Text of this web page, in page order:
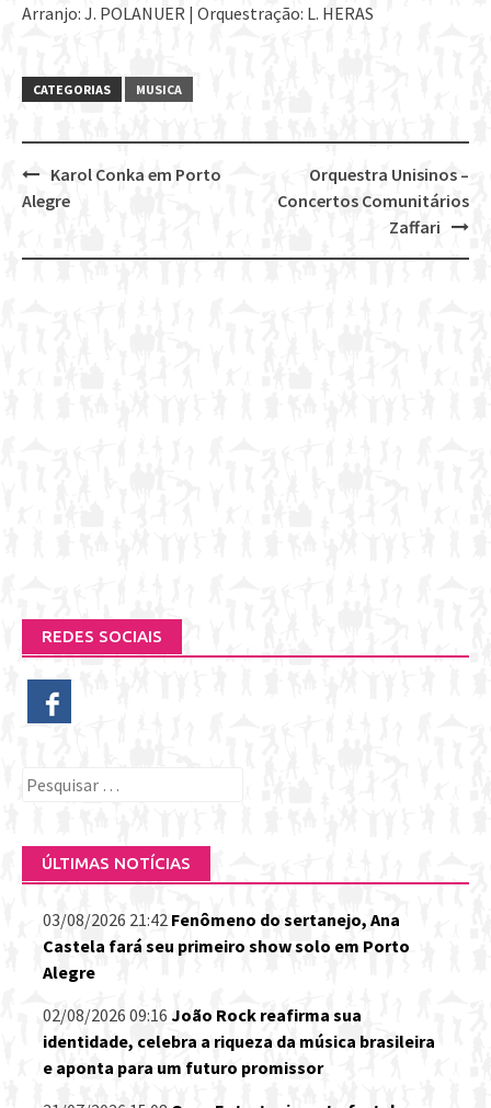
Arranjo: J. POLANUER | Orquestração: L. HERAS
CATEGORIAS MUSICA
Post
Orquestra Unisinos –
Concertos Comunitários
Zaffari
Karol Conka em Porto
Alegre
REDES SOCIAIS
Pesquisar
ÚLTIMAS NOTÍCIAS
03/08/2026 21:42 Fenômeno do sertanejo, Ana
Castela fará seu primeiro show solo em Porto
Alegre
02/08/2026 09:16 João Rock reafirma sua
identidade, celebra a riqueza da música brasileira
e aponta para um futuro promissor